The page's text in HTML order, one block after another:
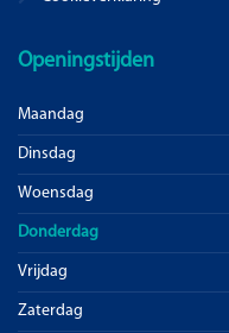
Openingstijden
Maandag
Dinsdag
Woensdag
Donderdag
Vrijdag
Zaterdag